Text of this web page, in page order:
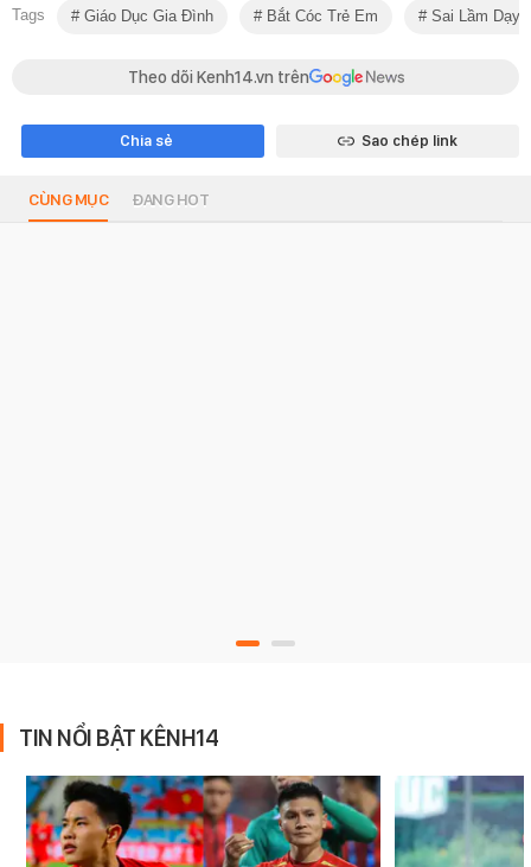
Tags Giáo Dục Gia Đình Bắt Cóc Trẻ Em Sai Lầm Dạy
Theo dõi Kenh14.vn trên
Chia sẻ Sao chép link
CÙNG MỤC ĐANG HOT
TIN NỔI BẬT KÊNH14